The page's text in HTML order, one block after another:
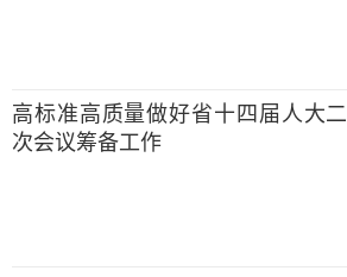
高标准高质量做好省十四届人大二
次会议筹备工作